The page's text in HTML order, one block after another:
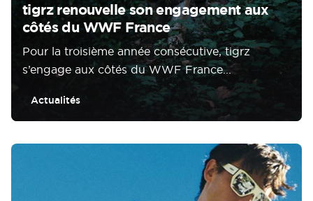
tigrz renouvelle son engagement aux
côtés du WWF France
Pour la troisième année consécutive, tigrz
s’engage aux côtés du WWF France...
Actualités